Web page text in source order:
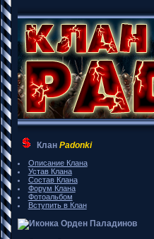
Клан Padonki
Описание Клана
Устав Клана
Состав Клана
Форум Клана
Фотоальбом
Вступить в Клан
Орден Паладинов